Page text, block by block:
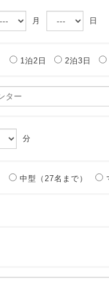
月 日
1泊2日 2泊3日
分
中型（27名まで）